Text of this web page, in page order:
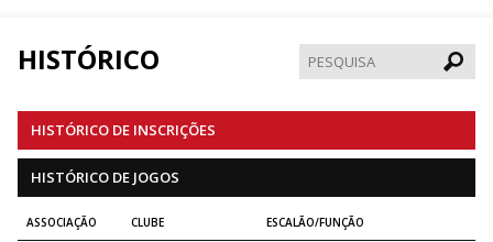
HISTÓRICO
HISTÓRICO DE INSCRIÇÕES
HISTÓRICO DE JOGOS
ASSOCIAÇÃO CLUBE ESCALÃO/FUNÇÃO